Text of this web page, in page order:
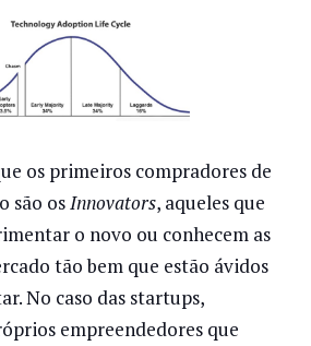
os primeiros compradores de
são osInnovators, aqueles que
o novo ou conhecem as
tão bem que estão ávidos
No caso das startups,
empreendedores que